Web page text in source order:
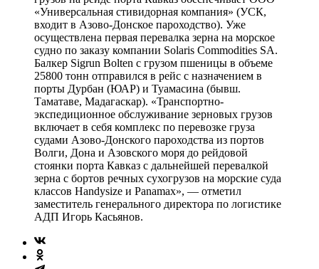
«Универсальная стивидорная компания» (УСК,
входит в Азово-Донское пароходство). Уже
осуществлена первая перевалка зерна на морское
судно по заказу компании Solaris Commodities SA.
Балкер Sigrun Bolten с грузом пшеницы в объеме
25800 тонн отправился в рейс с назначением в
порты Дурбан (ЮАР) и Туамасина (бывш.
Таматаве, Мадагаскар). «Транспортно-
экспедиционное обслуживание зерновых грузов
включает в себя комплекс по перевозке груза
судами Азово-Донского пароходства из портов
Волги, Дона и Азовского моря до рейдовой
стоянки порта Кавказ с дальнейшей перевалкой
зерна с бортов речных сухогрузов на морские суда
классов Handysize и Panamax», — отметил
заместитель генерального директора по логистике
АДП Игорь Касьянов.